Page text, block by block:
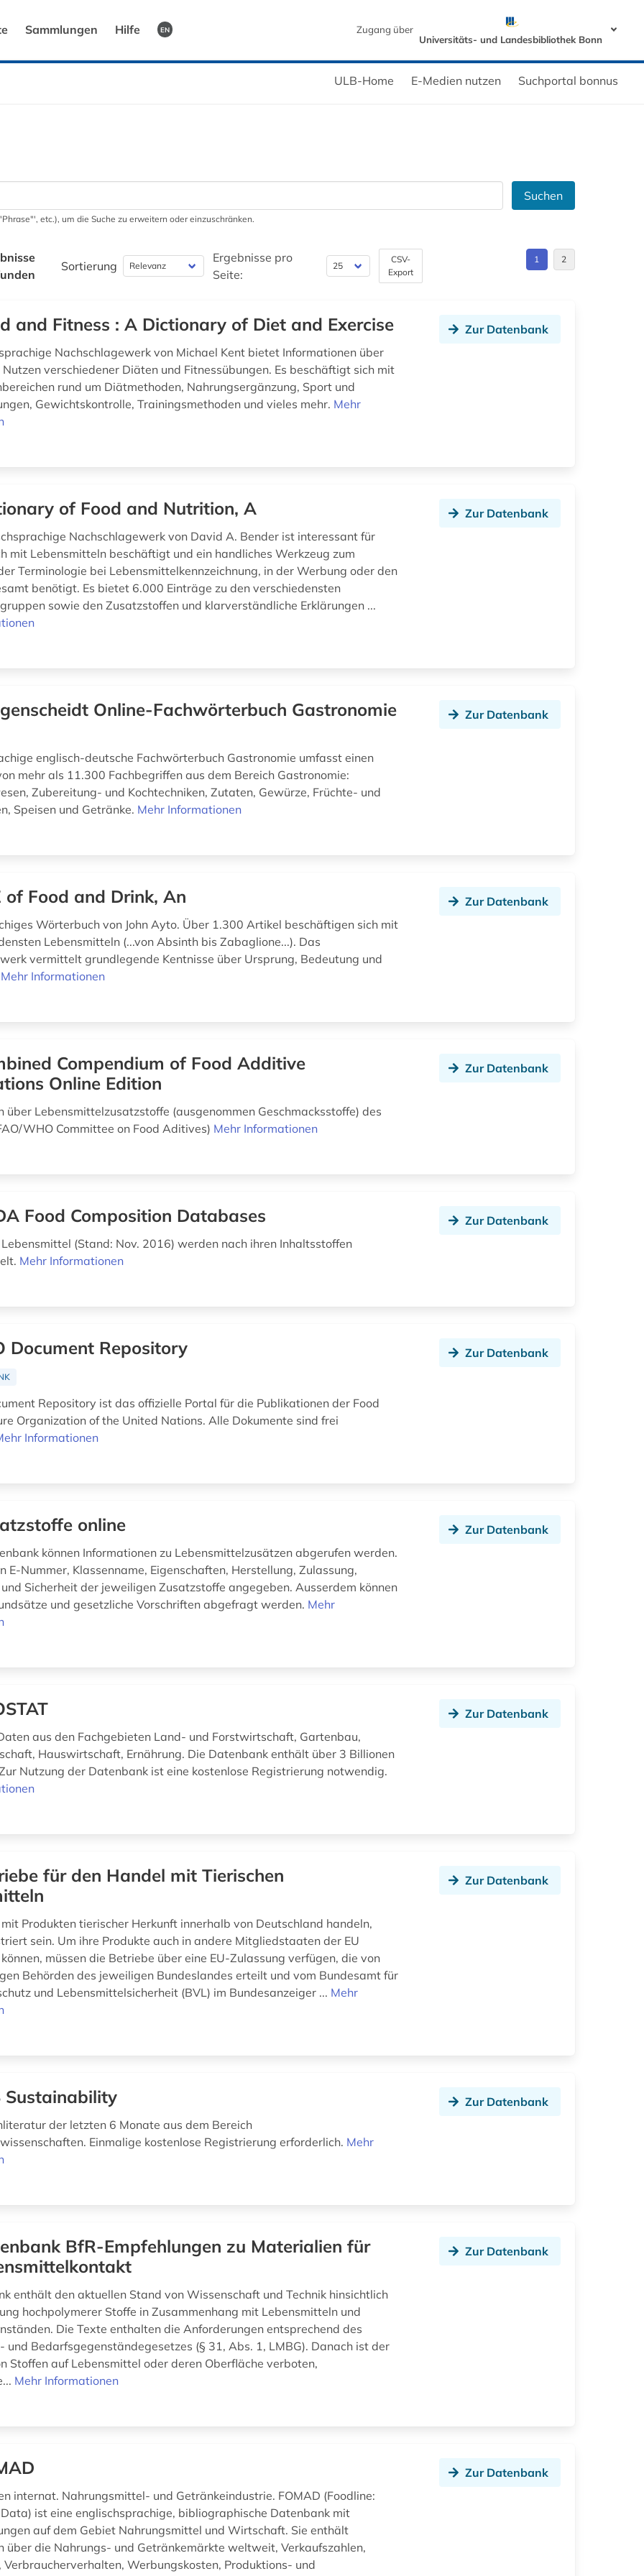
Sammlungen Hilfe EN
Zugang über
Universitäts- und Landesbibliothek Bonn
ULB-Home E-Medien nutzen Suchportal bonnus
Suchen
etc.), um die Suche zu erweitern oder einzuschränken.
Sortierung
Ergebnisse pro
Seite:
CSV-
Export
1 2
and Fitness : A Dictionary of Diet and Exercise
Nachschlagewerk von Michael Kent bietet Informationen über
Nutzen verschiedener Diäten und Fitnessübungen. Es beschäftigt sich mit
rund um Diätmethoden, Nahrungsergänzung, Sport und
Gewichtskontrolle, Trainingsmethoden und vieles mehr. Mehr
Zur Datenbank
of Food and Nutrition, A
Nachschlagewerk von David A. Bender ist interessant für
mit Lebensmitteln beschäftigt und ein handliches Werkzeug zum
Terminologie bei Lebensmittelkennzeichnung, in der Werbung oder den
benötigt. Es bietet 6.000 Einträge zu den verschiedensten
sowie den Zusatzstoffen und klarverständliche Erklärungen ...
Zur Datenbank
Online-Fachwörterbuch Gastronomie
englisch-deutsche Fachwörterbuch Gastronomie umfasst einen
mehr als 11.300 Fachbegriffen aus dem Bereich Gastronomie:
Zubereitung- und Kochtechniken, Zutaten, Gewürze, Früchte- und
Speisen und Getränke. Mehr Informationen
Zur Datenbank
of Food and Drink, An
Wörterbuch von John Ayto. Über 1.300 Artikel beschäftigen sich mit
Lebensmitteln (...von Absinth bis Zabaglione...). Das
vermittelt grundlegende Kentnisse über Ursprung, Bedeutung und
Mehr Informationen
Zur Datenbank
Compendium of Food Additive
Online Edition
über Lebensmittelzusatzstoffe (ausgenommen Geschmacksstoffe) des
WHO Committee on Food Aditives) Mehr Informationen
Zur Datenbank
Food Composition Databases
(Stand: Nov. 2016) werden nach ihren Inhaltsstoffen
Mehr Informationen
Zur Datenbank
Document Repository
Repository ist das offizielle Portal für die Publikationen der Food
Organization of the United Nations. Alle Dokumente sind frei
Informationen
Zur Datenbank
online
können Informationen zu Lebensmittelzusätzen abgerufen werden.
E-Nummer, Klassenname, Eigenschaften, Herstellung, Zulassung,
Sicherheit der jeweiligen Zusatzstoffe angegeben. Ausserdem können
und gesetzliche Vorschriften abgefragt werden. Mehr
Zur Datenbank
aus den Fachgebieten Land- und Forstwirtschaft, Gartenbau,
Hauswirtschaft, Ernährung. Die Datenbank enthält über 3 Billionen
Nutzung der Datenbank ist eine kostenlose Registrierung notwendig.
Zur Datenbank
für den Handel mit Tierischen
Produkten tierischer Herkunft innerhalb von Deutschland handeln,
sein. Um ihre Produkte auch in andere Mitgliedstaaten der EU
müssen die Betriebe über eine EU-Zulassung verfügen, die von
Behörden des jeweiligen Bundeslandes erteilt und vom Bundesamt für
und Lebensmittelsicherheit (BVL) im Bundesanzeiger ... Mehr
Zur Datenbank
Sustainability
der letzten 6 Monate aus dem Bereich
Einmalige kostenlose Registrierung erforderlich. Mehr
Zur Datenbank
BfR-Empfehlungen zu Materialien für
enthält den aktuellen Stand von Wissenschaft und Technik hinsichtlich
hochpolymerer Stoffe in Zusammenhang mit Lebensmitteln und
Die Texte enthalten die Anforderungen entsprechend des
und Bedarfsgegenständegesetzes (§ 31, Abs. 1, LMBG). Danach ist der
Stoffen auf Lebensmittel oder deren Oberfläche verboten,
Mehr Informationen
Zur Datenbank
internat. Nahrungsmittel- und Getränkeindustrie. FOMAD (Foodline:
ist eine englischsprachige, bibliographische Datenbank mit
auf dem Gebiet Nahrungsmittel und Wirtschaft. Sie enthält
über die Nahrungs- und Getränkemärkte weltweit, Verkaufszahlen,
Werbungskosten, Produktions- und
Zur Datenbank